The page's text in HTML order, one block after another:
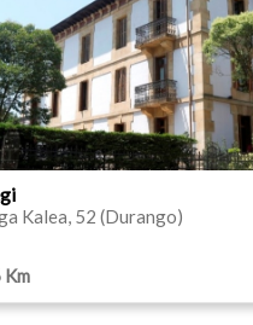
Kalea, 52 (Durango)